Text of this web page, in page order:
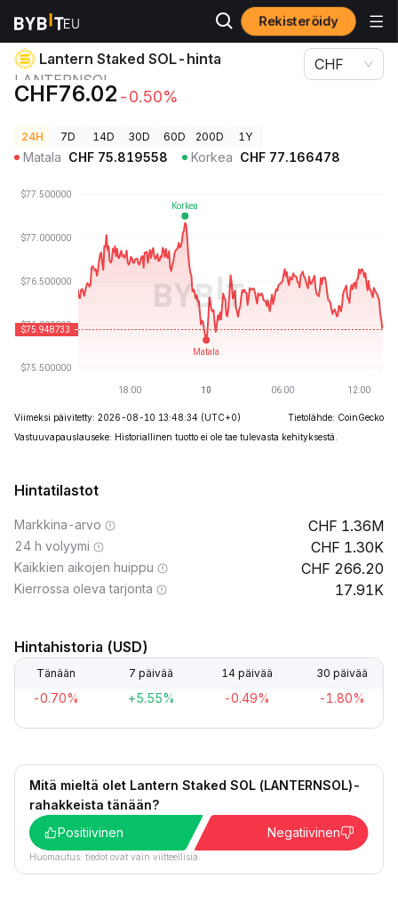
Rekisteröidy
Kryptohinnat Lantern Staked SOL-hinta LANTERNSOL
Lantern Staked SOL-hinta
LANTERNSOL
CHF76.02 -0.50%
CHF
24H 7D 14D 30D 60D 200D 1Y
Matala CHF 75.819558 Korkea CHF 77.166478
Viimeksi päivitetty: 2026-08-10 13:48:34 (UTC+0)
Tietolähde: CoinGecko
Vastuuvapauslauseke: Historiallinen tuotto ei ole tae tulevasta kehityksestä.
Hintatilastot
Markkina-arvo 1.36M
24 h volyymi 1.30K
Kaikkien aikojen huippu 266.20
Kierrossa oleva tarjonta 17.91K
Hintahistoria (USD)
Tänään 7 päivää 14 päivää 30 päivää
-0.70% +5.55% -0.49% -1.80%
Mitä mieltä olet Lantern Staked SOL (LANTERNSOL)-
rahakkeista tänään?
Positiivinen
Negatiivinen
Huomautus: tiedot ovat vain viitteellisiä.